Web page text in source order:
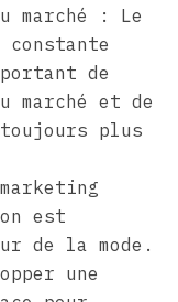
marché : Le
de
marché et de
plus
est
de la mode.
une